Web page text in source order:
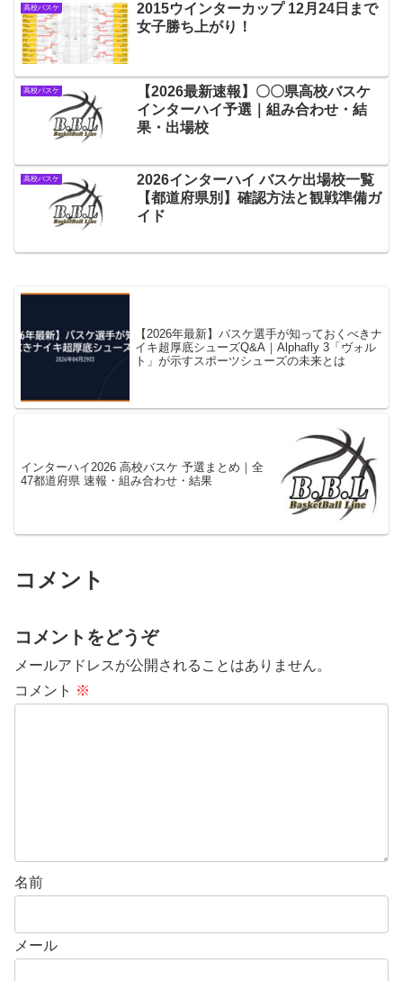
高校バスケ
2015ウインターカップ 12月24日まで
女子勝ち上がり！
高校バスケ
【2026最新速報】〇〇県高校バスケ
インターハイ予選｜組み合わせ・結
果・出場校
高校バスケ
2026インターハイ バスケ出場校一覧
【都道府県別】確認方法と観戦準備ガ
イド
【2026年最新】バスケ選手が知っておくべきナ
イキ超厚底シューズQ&A｜Alphafly 3「ヴォル
ト」が示すスポーツシューズの未来とは
インターハイ2026 高校バスケ 予選まとめ｜全
47都道府県 速報・組み合わせ・結果
コメント
コメントをどうぞ
メールアドレスが公開されることはありません。
コメント ※
名前
メール